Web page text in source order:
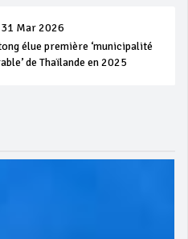
31 Mar 2026
élue première ‘municipalité
de Thaïlande en 2025